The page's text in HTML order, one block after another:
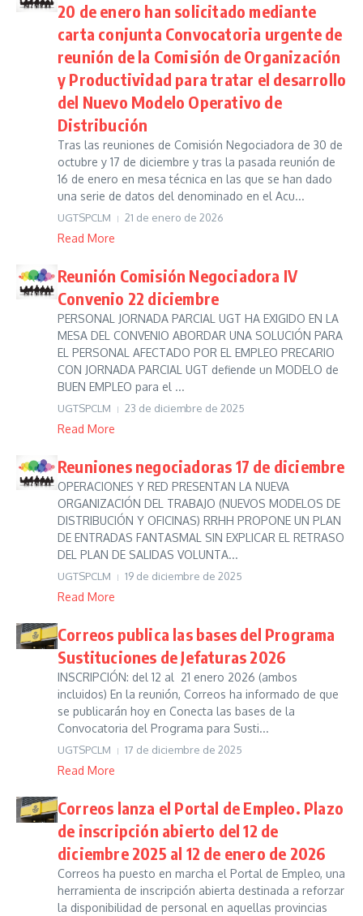
20 de enero han solicitado mediante
carta conjunta Convocatoria urgente de
reunión de la Comisión de Organización
y Productividad para tratar el desarrollo
del Nuevo Modelo Operativo de
Distribución
Tras las reuniones de Comisión Negociadora de 30 de
octubre y 17 de diciembre y tras la pasada reunión de
16 de enero en mesa técnica en las que se han dado
una serie de datos del denominado en el Acu...
UGTSPCLM 21 de enero de 2026
Read More
Reunión Comisión Negociadora IV
Convenio 22 diciembre
PERSONAL JORNADA PARCIAL UGT HA EXIGIDO EN LA
MESA DEL CONVENIO ABORDAR UNA SOLUCIÓN PARA
EL PERSONAL AFECTADO POR EL EMPLEO PRECARIO
CON JORNADA PARCIAL UGT defiende un MODELO de
BUEN EMPLEO para el ...
UGTSPCLM 23 de diciembre de 2025
Read More
Reuniones negociadoras 17 de diciembre
OPERACIONES Y RED PRESENTAN LA NUEVA
ORGANIZACIÓN DEL TRABAJO (NUEVOS MODELOS DE
DISTRIBUCIÓN Y OFICINAS) RRHH PROPONE UN PLAN
DE ENTRADAS FANTASMAL SIN EXPLICAR EL RETRASO
DEL PLAN DE SALIDAS VOLUNTA...
UGTSPCLM 19 de diciembre de 2025
Read More
Correos publica las bases del Programa
Sustituciones de Jefaturas 2026
INSCRIPCIÓN: del 12 al 21 enero 2026 (ambos
incluidos) En la reunión, Correos ha informado de que
se publicarán hoy en Conecta las bases de la
Convocatoria del Programa para Susti...
UGTSPCLM 17 de diciembre de 2025
Read More
Correos lanza el Portal de Empleo. Plazo
de inscripción abierto del 12 de
diciembre 2025 al 12 de enero de 2026
Correos ha puesto en marcha el Portal de Empleo, una
herramienta de inscripción abierta destinada a reforzar
la disponibilidad de personal en aquellas provincias